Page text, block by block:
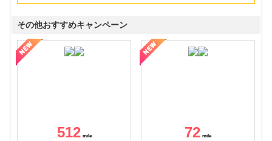
その他おすすめキャンペーン
512 72